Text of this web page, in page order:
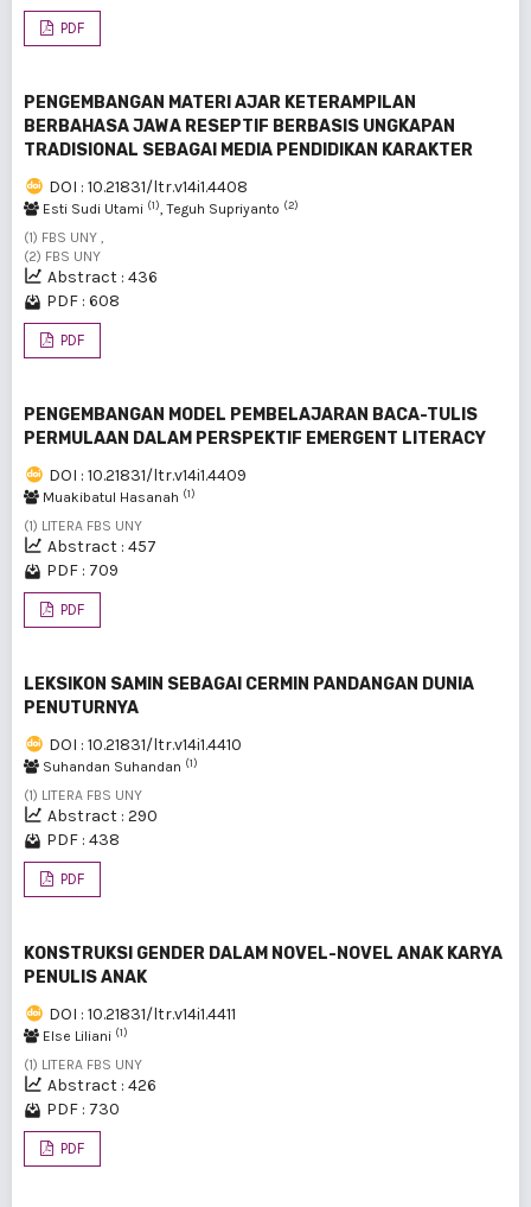
PDF
PENGEMBANGAN MATERI AJAR KETERAMPILAN
BERBAHASA JAWA RESEPTIF BERBASIS UNGKAPAN
TRADISIONAL SEBAGAI MEDIA PENDIDIKAN KARAKTER
DOI : 10.21831/ltr.v14i1.4408
Esti Sudi Utami (1), Teguh Supriyanto (2)
(1) FBS UNY ,
(2) FBS UNY
Abstract : 436
PDF : 608
PDF
PENGEMBANGAN MODEL PEMBELAJARAN BACA-TULIS
PERMULAAN DALAM PERSPEKTIF EMERGENT LITERACY
DOI : 10.21831/ltr.v14i1.4409
Muakibatul Hasanah (1)
(1) LITERA FBS UNY
Abstract : 457
PDF : 709
PDF
LEKSIKON SAMIN SEBAGAI CERMIN PANDANGAN DUNIA
PENUTURNYA
DOI : 10.21831/ltr.v14i1.4410
Suhandan Suhandan (1)
(1) LITERA FBS UNY
Abstract : 290
PDF : 438
PDF
KONSTRUKSI GENDER DALAM NOVEL-NOVEL ANAK KARYA
PENULIS ANAK
DOI : 10.21831/ltr.v14i1.4411
Else Liliani (1)
(1) LITERA FBS UNY
Abstract : 426
PDF : 730
PDF